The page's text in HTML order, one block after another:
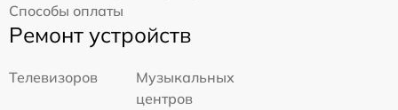
Способы оплаты
Ремонт устройств
Телевизоров
Музыкальных
центров